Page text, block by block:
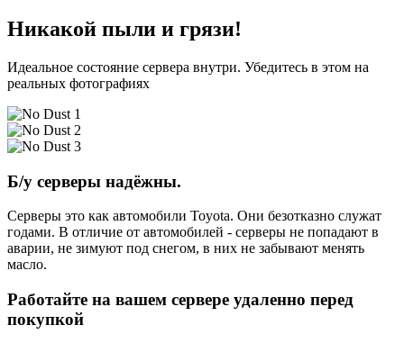
Никакой пыли и грязи!
Идеальное состояние сервера внутри. Убедитесь в этом на
реальных фотографиях
Б/у серверы надёжны.
Серверы это как автомобили Toyota. Они безотказно служат
годами. В отличие от автомобилей - серверы не попадают в
аварии, не зимуют под снегом, в них не забывают менять
масло.
Работайте на вашем сервере удаленно перед
покупкой